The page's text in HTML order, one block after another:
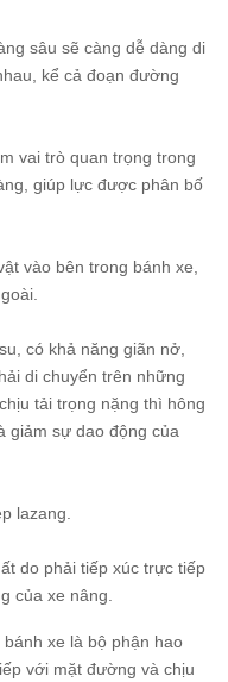
sâu sẽ càng dễ dàng di
kể cả đoạn đường
vai trò quan trọng trong
giúp lực được phân bố
vào bên trong bánh xe,
có khả năng giãn nở,
di chuyển trên những
tải trọng nặng thì hông
giảm sự dao động của
lazang.
do phải tiếp xúc trực tiếp
của xe nâng.
xe là bộ phận hao
với mặt đường và chịu